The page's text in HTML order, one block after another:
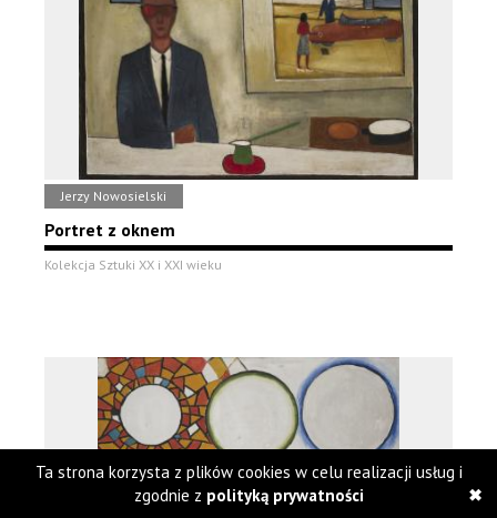
Jerzy Nowosielski
Portret z oknem
Kolekcja Sztuki XX i XXI wieku
Ta strona korzysta z plików cookies w celu realizacji usług i
zgodnie z polityką prywatności